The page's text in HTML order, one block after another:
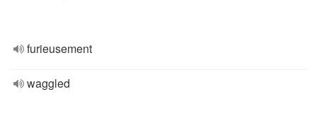
furieusement
waggled